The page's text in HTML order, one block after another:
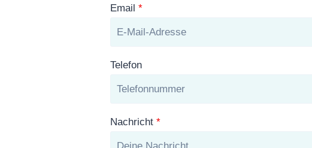
Email *
Telefon
Nachricht *